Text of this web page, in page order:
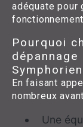
adéquate pour
Pourquoi
En faisant
nombreux
Une